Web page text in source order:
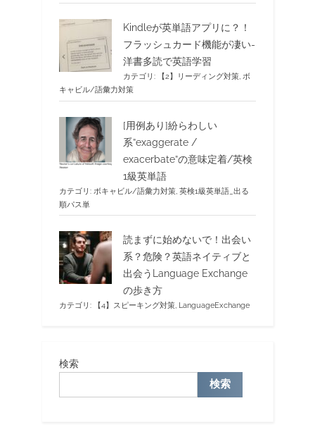
Kindleが英単語アプリに？！
フラッシュカード機能が凄い-
洋書多読で英語学習
カテゴリ: 【2】リーディング対策, ボ
キャビル/語彙力対策
[用例あり]紛らわしい
系”exaggerate /
exacerbate”の意味定着/英検
1級英単語
カテゴリ: ボキャビル/語彙力対策 英検1級英単語_出る
順パス単
読まずに始めないで！出会い
系？危険？英語ネイティブと
出会うLanguage Exchange
の歩き方
カテゴリ: 【4】スピーキング対策, LanguageExchange
検索
検索